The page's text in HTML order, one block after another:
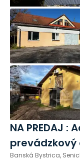
NA PREDAJ
prevádzkový
Banská Bystrica,